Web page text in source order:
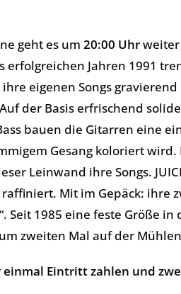
geht es um 20:00 Uhr
erfolgreichen Jahren 1991
ihre eigenen Songs
der Basis erfrischend
bauen die Gitarren eine
Gesang koloriert
Leinwand ihre Songs.
Mit im Gepäck: ihre
Seit 1985 eine feste Größe
zweiten Mal auf der
einmal Eintritt zahlen und